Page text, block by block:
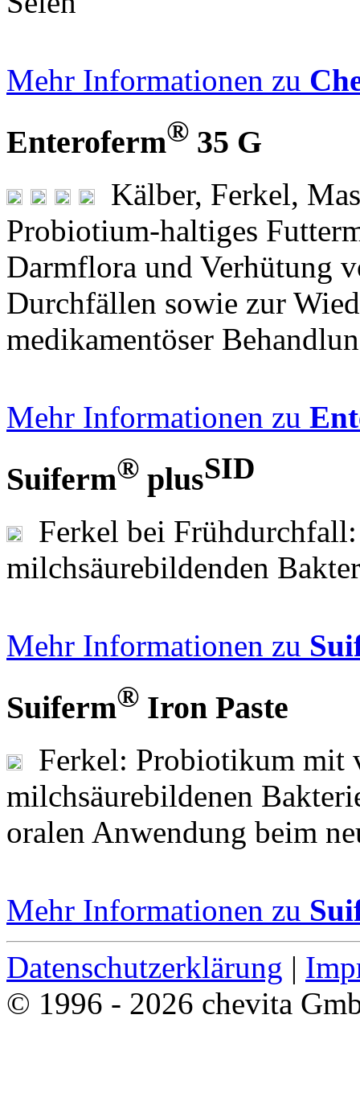
Mehr Informationen zu
Enteroferm® 35 G
Kälber, Ferkel,
Probiotium-haltiges
Darmflora und Verhütung
Durchfällen sowie zur
medikamentöser
Mehr Informationen zu
Suiferm® plusSID
Ferkel bei
milchsäurebildenden
Mehr Informationen zu
Suiferm® Iron Paste
Ferkel: Probiotikum mit
milchsäurebildenen
oralen Anwendung beim
Mehr Informationen zu
Datenschutzerklärung |
© 1996 - 2026 chevita